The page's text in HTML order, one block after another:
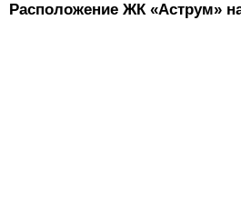
Расположение ЖК «Аструм»